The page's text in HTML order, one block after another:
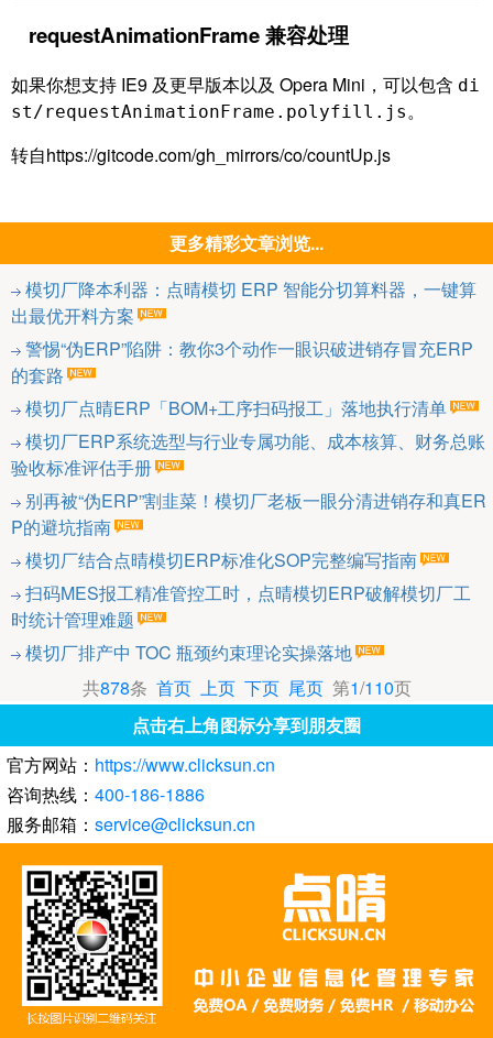
requestAnimationFrame 兼容处理
如果你想支持 IE9 及更早版本以及 Opera Mini，可以包含 di
st/requestAnimationFrame.polyfill.js。
转自https://gitcode.com/gh_mirrors/co/countUp.js
更多精彩文章浏览...
模切厂降本利器：点晴模切 ERP 智能分切算料器，一键算
出最优开料方案
警惕“伪ERP”陷阱：教你3个动作一眼识破进销存冒充ERP
的套路
模切厂点晴ERP「BOM+工序扫码报工」落地执行清单
模切厂ERP系统选型与行业专属功能、成本核算、财务总账
验收标准评估手册
别再被“伪ERP”割韭菜！模切厂老板一眼分清进销存和真ER
P的避坑指南
模切厂结合点晴模切ERP标准化SOP完整编写指南
扫码MES报工精准管控工时，点晴模切ERP破解模切厂工
时统计管理难题
模切厂排产中 TOC 瓶颈约束理论实操落地
共878条 首页 上页 下页 尾页第1/110页
点击右上角图标分享到朋友圈
官方网站： https://www.clicksun.cn
咨询热线： 400-186-1886
服务邮箱： service@clicksun.cn